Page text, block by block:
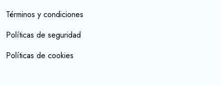
Términos y condiciones
Políticas de seguridad
Políticas de cookies